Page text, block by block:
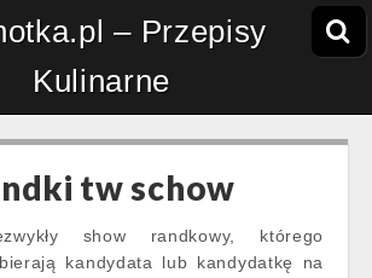
– Przepisy
Kulinarne
tw schow
show randkowy, którego
kandydata lub kandydatkę na